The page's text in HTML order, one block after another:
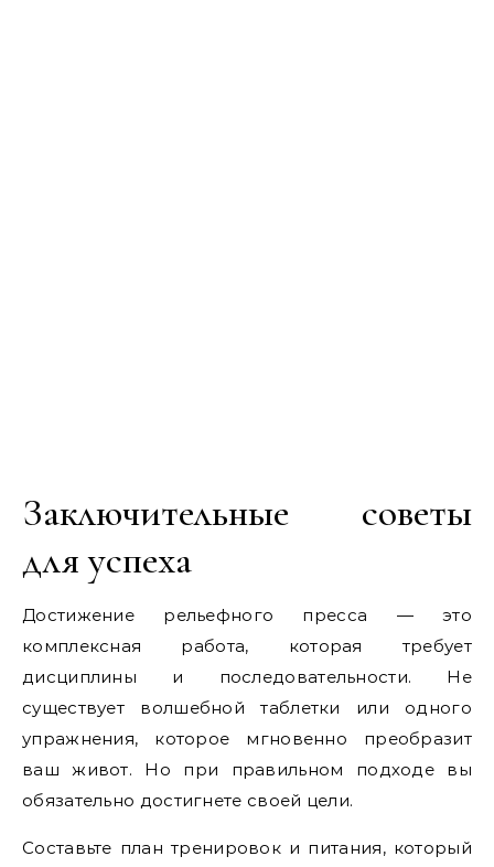
Заключительные советы
для успеха
Достижение рельефного пресса — это
комплексная работа, которая требует
дисциплины и последовательности. Не
существует волшебной таблетки или одного
упражнения, которое мгновенно преобразит
ваш живот. Но при правильном подходе вы
обязательно достигнете своей цели.
Составьте план тренировок и питания, который